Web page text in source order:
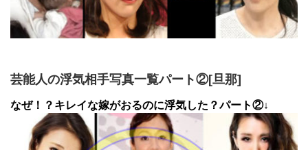
芸能人の浮気相手写真一覧パート②[旦那]
なぜ！？キレイな嫁がおるのに浮気した？パート②↓